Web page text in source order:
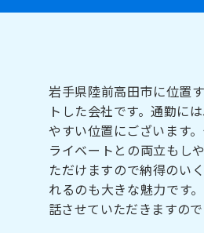
岩手県陸前高田市に位置
トした会社です。通勤に
やすい位置にございます
ライベートとの両立もし
ただけますので納得のい
れるのも大きな魅力です
話させていただきますの